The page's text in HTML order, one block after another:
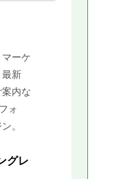
ーケ
最新
内な
ォ
。
グレ